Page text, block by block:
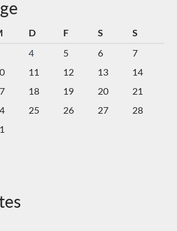
D F S S
4 5 6
7
11 12 13
14
18 19 20
21
25 26 27
28